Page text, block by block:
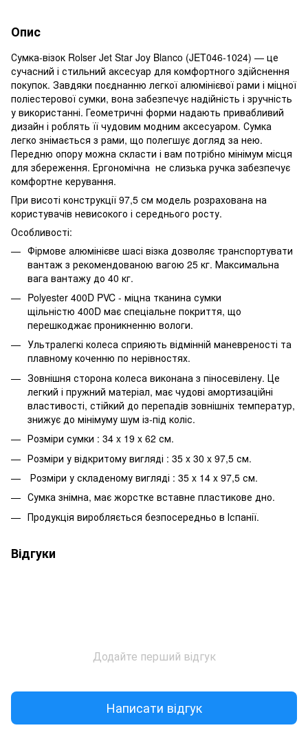
Опис
Сумка-візок Rolser Jet Star Joy Blanco (JET046-1024) — це
сучасний і стильний аксесуар для комфортного здійснення
покупок. Завдяки поєднанню легкої алюмінієвої рами і міцної
поліестерової сумки, вона забезпечує надійність і зручність
у використанні. Геометричні форми надають привабливий
дизайн і роблять її чудовим модним аксесуаром. Сумка
легко знімається з рами, що полегшує догляд за нею.
Передню опору можна скласти і вам потрібно мінімум місця
для збереження. Ергономічна не слизька ручка забезпечує
комфортне керування.
При висоті конструкції 97,5 см модель розрахована на
користувачів невисокого і середнього росту.
Особливості:
Фірмове алюмінієве шасі візка дозволяє транспортувати
вантаж з рекомендованою вагою 25 кг. Максимальна
вага вантажу до 40 кг.
Polyester 400D PVC - міцна тканина сумки
щільністю 400D має спеціальне покриття, що
перешкоджає проникненню вологи.
Ультралегкі колеса сприяють відмінній маневреності та
плавному коченню по нерівностях.
Зовнішня сторона колеса виконана з піносевілену. Це
легкий і пружний матеріал, має чудові амортизаційні
властивості, стійкий до перепадів зовнішніх температур,
знижує до мінімуму шум із-під коліс.
Розміри сумки : 34 x 19 x 62 см.
Розміри у відкритому вигляді : 35 x 30 x 97,5 см.
Розміри у складеному вигляді : 35 x 14 x 97,5 см.
Сумка знімна, має жорстке вставне пластикове дно.
Продукція виробляється безпосередньо в Іспанії.
Відгуки
Додайте перший відгук
Написати відгук